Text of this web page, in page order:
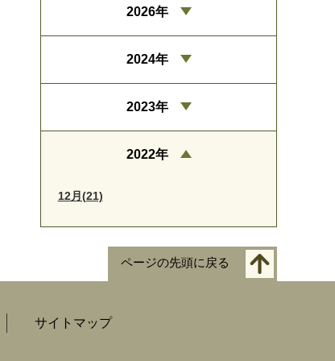
2026年
2024年
2023年
2022年
12月(21)
ページの先頭に戻る
サイトマップ